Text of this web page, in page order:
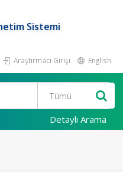
Sistemi
Araştırmacı Girişi English
Detaylı Arama